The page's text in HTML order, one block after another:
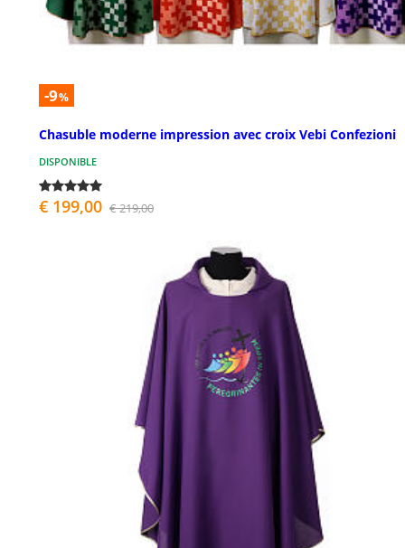
-9%
Chasuble moderne impression avec croix Vebi Confezioni
DISPONIBLE
€ 199,00 € 219,00